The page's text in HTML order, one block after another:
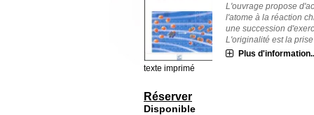
texte imprimé
L'ouvrage propose
l'atome à la réaction
une succession
L'originalité est la prise
Plus
Réserver
Disponible